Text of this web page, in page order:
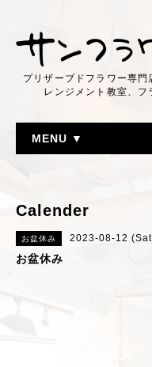
プリザーブドフラワー専
レンジメント教室、フ
MENU ▼
Calender
お盆休み 2023-08-12
お盆休み